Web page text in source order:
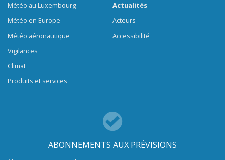
Météo au Luxembourg
Météo en Europe
Météo aéronautique
Vigilances
Climat
Produits et services
Actualités
Acteurs
Accessibilité
ABONNEMENTS AUX PRÉVISIONS